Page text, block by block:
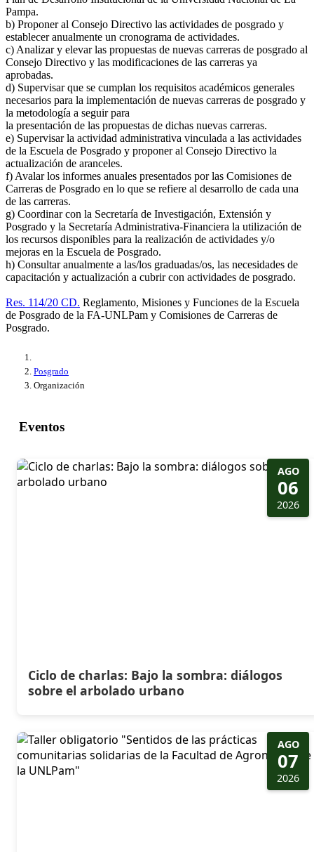
Pampa.
b) Proponer al Consejo Directivo las actividades de posgrado y
establecer anualmente un cronograma de actividades.
c) Analizar y elevar las propuestas de nuevas carreras de posgrado al
Consejo Directivo y las modificaciones de las carreras ya
aprobadas.
d) Supervisar que se cumplan los requisitos académicos generales
necesarios para la implementación de nuevas carreras de posgrado y
la metodología a seguir para
la presentación de las propuestas de dichas nuevas carreras.
e) Supervisar la actividad administrativa vinculada a las actividades
de la Escuela de Posgrado y proponer al Consejo Directivo la
actualización de aranceles.
f) Avalar los informes anuales presentados por las Comisiones de
Carreras de Posgrado en lo que se refiere al desarrollo de cada una
de las carreras.
g) Coordinar con la Secretaría de Investigación, Extensión y
Posgrado y la Secretaría Administrativa-Financiera la utilización de
los recursos disponibles para la realización de actividades y/o
mejoras en la Escuela de Posgrado.
h) Consultar anualmente a las/los graduadas/os, las necesidades de
capacitación y actualización a cubrir con actividades de posgrado.
Res. 114/20 CD. Reglamento, Misiones y Funciones de la Escuela
de Posgrado de la FA-UNLPam y Comisiones de Carreras de
Posgrado.
Posgrado
Organización
Eventos
AGO
06
2026
Ciclo de charlas: Bajo la sombra: diálogos
sobre el arbolado urbano
AGO
07
2026